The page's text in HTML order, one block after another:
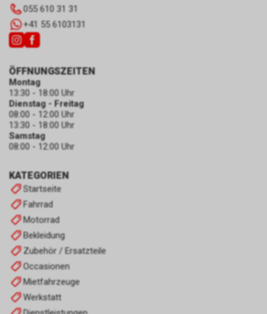
055 610 31 31
+41 55 6103131
KATEGORIEN
Startseite
Fahrrad
Motorrad
Bekleidung
Zubehör / Ersatzteile
Occasionen
Mietfahrzeuge
Werkstatt
ÖFFNUNGSZEITEN
Montag
13:30 - 18:00 Uhr
Dienstag - Freitag
08:00 - 12:00 Uhr
13:30 - 18:00 Uhr
Samstag
08:00 - 12:00 Uhr